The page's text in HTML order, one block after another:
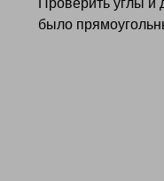
Проверить углы и
было